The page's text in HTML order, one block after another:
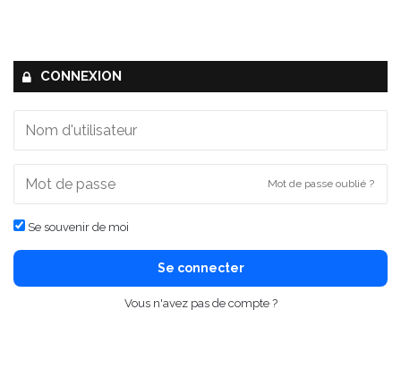
CONNEXION
Mot de passe oublié ?
Se souvenir de moi
Se connecter
Vous n'avez pas de compte ?